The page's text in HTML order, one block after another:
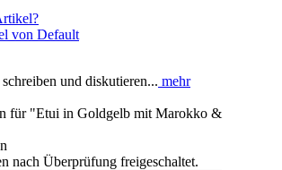
von Default
und diskutieren... mehr
für "Etui in Goldgelb mit Marokko &
nach Überprüfung freigeschaltet.